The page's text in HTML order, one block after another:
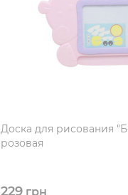
Доска для рисования
розовая
229грн